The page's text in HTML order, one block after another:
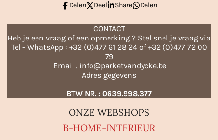
Delen Deel Share Delen
CONTACT
Heb je een vraag of een opmerking ? Stel snel je vraag via
Tel - WhatsApp : +32 (0)477 61 28 24 of +32 (0)477 72 00
79
Email . info@parketvandycke.be
Adres gegevens
BTW NR. : 0639.998.377
ONZE WEBSHOPS
B-HOME-INTERIEUR